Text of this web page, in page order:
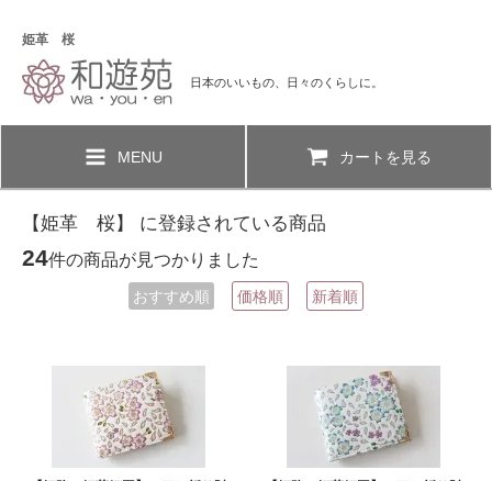
姫革 桜
日本のいいもの、日々のくらしに。
MENU カートを見る
【姫革 桜】 に登録されている商品
24件の商品が見つかりました
おすすめ順 価格順 新着順